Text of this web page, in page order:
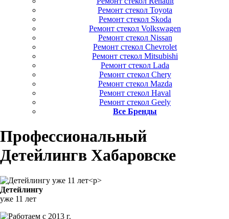
Ремонт стекол Toyota
Ремонт стекол Skoda
Ремонт стекол Volkswagen
Ремонт стекол Nissan
Ремонт стекол Chevrolet
Ремонт стекол Mitsubishi
Ремонт стекол Lada
Ремонт стекол Chery
Ремонт стекол Mazda
Ремонт стекол Haval
Ремонт стекол Geely
Все Бренды
Профессиональный
Детейлингв Хабаровске
Детейлингу
уже 11 лет